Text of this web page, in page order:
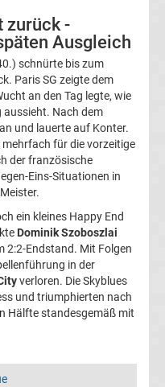
zurück -
Ausgleich
schnürte bis zum
Paris SG zeigte dem
an den Tag legte, wie
aussieht. Nach dem
und lauerte auf Konter.
mehrfach für die vorzeitige
der französische
Eins-Situationen in
ein kleines Happy End
Dominik Szoboszlai
2:2-Endstand. Mit Folgen
in der
verloren. Die Skyblues
und triumphierten nach
Hälfte standesgemäß mit